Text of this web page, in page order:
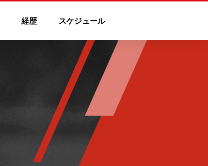
経歴 スケジュール